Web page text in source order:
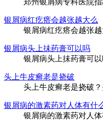
郑州银屑病专科医院
银屑病红疙瘩会越张越大么
银屑病红疙瘩会越张
银屑病头上抺药膏可以吗
银屑病头上抺药膏可
头上牛皮癣老是挠破
头上牛皮癣老是挠破
银屑病的激素药对人体有什
银屑病的激素药对人